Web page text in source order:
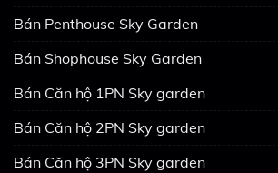
Bán Penthouse Sky Garden
Bán Shophouse Sky Garden
Bán Căn hộ 1PN Sky garden
Bán Căn hộ 2PN Sky garden
Bán Căn hộ 3PN Sky garden